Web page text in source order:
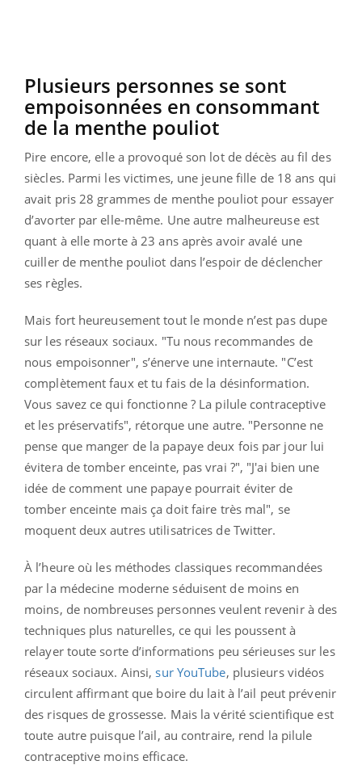
Plusieurs personnes se sont
empoisonnées en consommant
de la menthe pouliot
Pire encore, elle a provoqué son lot de décès au fil des
siècles. Parmi les victimes, une jeune fille de 18 ans qui
avait pris 28 grammes de menthe pouliot pour essayer
d’avorter par elle-même. Une autre malheureuse est
quant à elle morte à 23 ans après avoir avalé une
cuiller de menthe pouliot dans l’espoir de déclencher
ses règles.
Mais fort heureusement tout le monde n’est pas dupe
sur les réseaux sociaux. "Tu nous recommandes de
nous empoisonner", s’énerve une internaute. "C’est
complètement faux et tu fais de la désinformation.
Vous savez ce qui fonctionne ? La pilule contraceptive
et les préservatifs", rétorque une autre. "Personne ne
pense que manger de la papaye deux fois par jour lui
évitera de tomber enceinte, pas vrai ?", "J'ai bien une
idée de comment une papaye pourrait éviter de
tomber enceinte mais ça doit faire très mal", se
moquent deux autres utilisatrices de Twitter.
À l’heure où les méthodes classiques recommandées
par la médecine moderne séduisent de moins en
moins, de nombreuses personnes veulent revenir à des
techniques plus naturelles, ce qui les poussent à
relayer toute sorte d’informations peu sérieuses sur les
réseaux sociaux. Ainsi, sur YouTube, plusieurs vidéos
circulent affirmant que boire du lait à l’ail peut prévenir
des risques de grossesse. Mais la vérité scientifique est
toute autre puisque l’ail, au contraire, rend la pilule
contraceptive moins efficace.